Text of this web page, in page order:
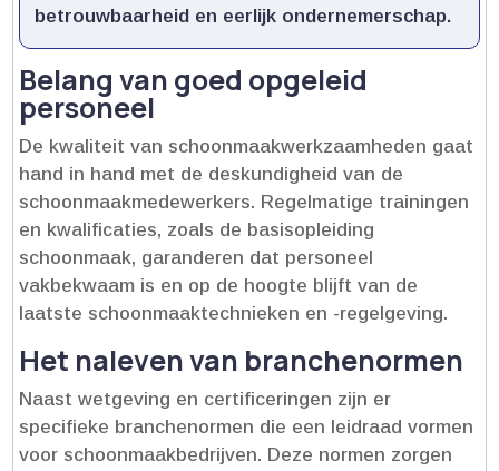
betrouwbaarheid en eerlijk ondernemerschap.​
Belang van goed opgeleid
personeel
De kwaliteit van schoonmaakwerkzaamheden gaat
hand in hand met de deskundigheid van de
schoonmaakmedewerkers.​ Regelmatige trainingen
en kwalificaties, zoals de basisopleiding
schoonmaak, garanderen dat personeel
vakbekwaam is en op de hoogte blijft van de
laatste schoonmaaktechnieken en -regelgeving.​
Het naleven van branchenormen
Naast wetgeving en certificeringen zijn er
specifieke branchenormen die een leidraad vormen
voor schoonmaakbedrijven.​ Deze normen zorgen